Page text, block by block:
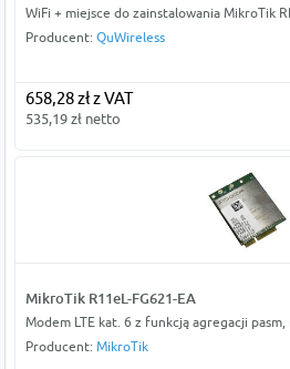
WiFi + miejsce do zainstalowania MikroTik
Producent: QuWireless
658,28 zł z VAT
535,19 zł netto
MikroTik R11eL-FG621-EA
Modem LTE kat. 6 z funkcją agregacji pasm,
Producent: MikroTik